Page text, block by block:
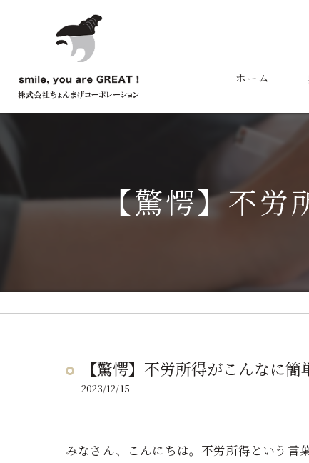
ホーム
【驚愕】不労
【驚愕】不労所得がこんなに
2023/12/15
みなさん、こんにちは。不労所得という言